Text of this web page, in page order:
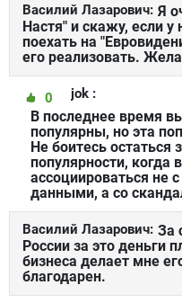
Василий Лазарович: Я
Настя" и скажу, если
поехать на
его реализовать.
jok :
0
В последнее время
популярны, но эта
Не боитесь остаться
популярности, когда
ассоциироваться не
данными, а со
Василий Лазарович: За
России за это деньги
бизнеса делает мне
благодарен.